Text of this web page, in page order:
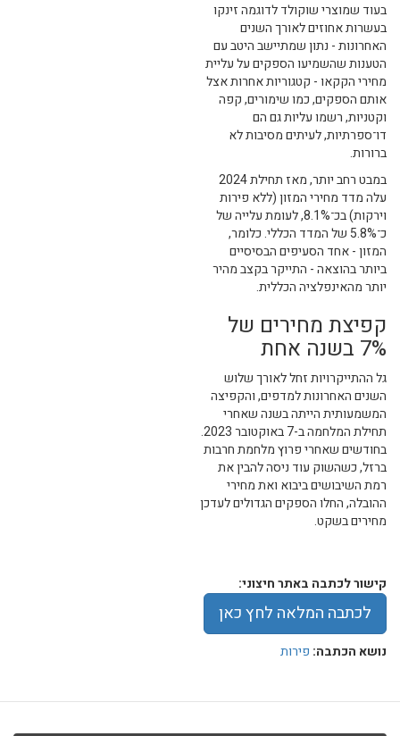
בעוד שמוצרי שוקולד לדוגמה זינקו
בעשרות אחוזים לאורך השנים
האחרונות - נתון שמתיישב היטב עם
הטענות שהשמיעו הספקים על עליית
מחירי הקקאו - קטגוריות אחרות אצל
אותם הספקים, כמו שימורים, קפה
וקטניות, רשמו עליות גם הם
דו־ספרתיות, לעיתים מסיבות לא
ברורות.
במבט רחב יותר, מאז תחילת 2024
עלה מדד מחירי המזון (ללא פירות
וירקות) בכ־8.1%, לעומת עלייה של
כ־5.8% של המדד הכללי. כלומר,
המזון - אחד הסעיפים הבסיסיים
ביותר בהוצאה - התייקר בקצב מהיר
יותר מהאינפלציה הכללית.
קפיצת מחירים של
7% בשנה אחת
גל ההתייקרויות זחל לאורך שלוש
השנים האחרונות למדפים, והקפיצה
המשמעותית הייתה בשנה שאחרי
תחילת המלחמה ב-7 באוקטובר 2023.
בחודשים שאחרי פרוץ מלחמת חרבות
ברזל, כשהשוק עוד ניסה להבין את
רמת השיבושים ביבוא ואת מחירי
ההובלה, החלו הספקים הגדולים לעדכן
מחירים בשקט.
קישור לכתבה באתר חיצוני:
לכתבה המלאה לחץ כאן
נושא הכתבה: פירות